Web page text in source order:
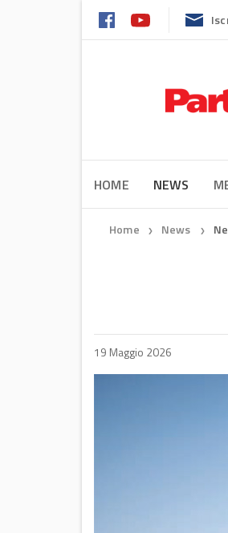
HOME NEWS
Home ❯ News ❯
19 Maggio 2026